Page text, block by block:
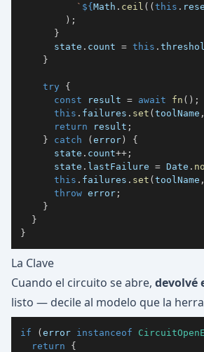
` ${Math . ceil ( (this .
) ;
}
      state
. count = this .
}
try
{
const result = await fn ( ) ;
this . failures . set (toolName ,
return result ;
}
catch (error)
{
      state
. count++ ;
      state
. lastFailure = Date .
this . failures . set (toolName ,
throw error ;
}
}
}
La Clave
Cuando el circuito se abre, devolvé
listo — decile al modelo que la
if (error instanceof
return
{